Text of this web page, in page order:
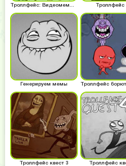
Троллфейс: Видеомемы и сериалы Троллфейс
Генерируем мемы
Троллфейс квест 3 Троллфейс